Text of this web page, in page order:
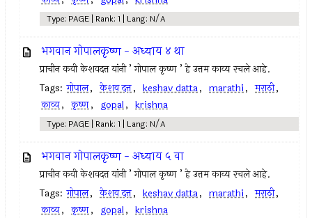
Type: PAGE | Rank: 1 | Lang: N/A
भगवान गोपालकृष्ण - अध्याय ४ था
प्राचीन कवी केशवदत्त यांनी ’ गोपाल कृष्ण ’ हे उत्तम काव्य रचले आहे.
Tags: गोपाल, केशव दत्त, keshav datta, marathi, मराठी,
काव्य, कृष्ण, gopal, krishna
Type: PAGE | Rank: 1 | Lang: N/A
भगवान गोपालकृष्ण - अध्याय ५ वा
प्राचीन कवी केशवदत्त यांनी ’ गोपाल कृष्ण ’ हे उत्तम काव्य रचले आहे.
Tags: गोपाल, केशव दत्त, keshav datta, marathi, मराठी,
काव्य, कृष्ण, gopal, krishna